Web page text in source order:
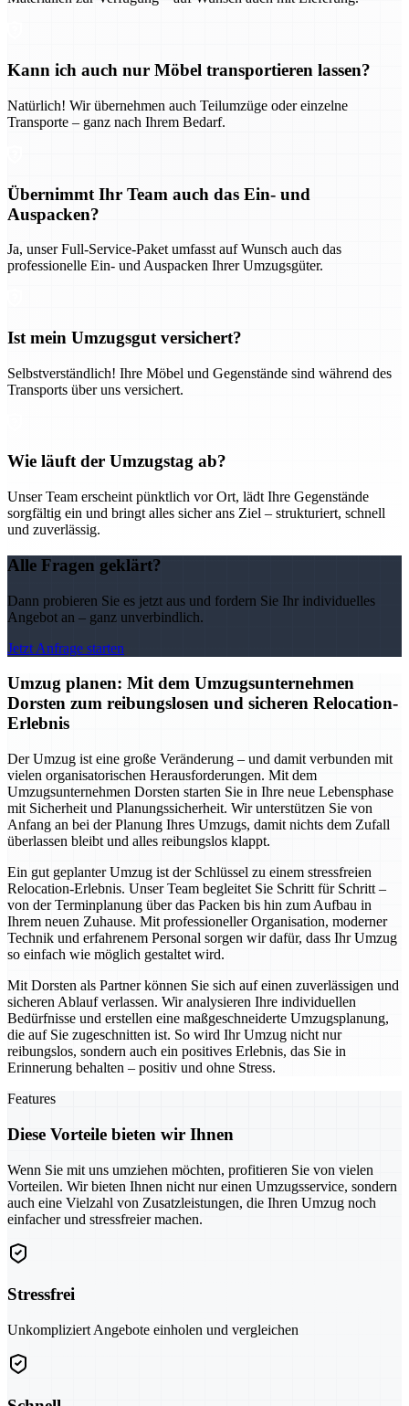
Kann ich auch nur Möbel transportieren lassen?
Natürlich! Wir übernehmen auch Teilumzüge oder einzelne
Transporte – ganz nach Ihrem Bedarf.
Übernimmt Ihr Team auch das Ein- und
Auspacken?
Ja, unser Full-Service-Paket umfasst auf Wunsch auch das
professionelle Ein- und Auspacken Ihrer Umzugsgüter.
Ist mein Umzugsgut versichert?
Selbstverständlich! Ihre Möbel und Gegenstände sind während des
Transports über uns versichert.
Wie läuft der Umzugstag ab?
Unser Team erscheint pünktlich vor Ort, lädt Ihre Gegenstände
sorgfältig ein und bringt alles sicher ans Ziel – strukturiert, schnell
und zuverlässig.
Alle Fragen geklärt?
Dann probieren Sie es jetzt aus und fordern Sie Ihr individuelles
Angebot an – ganz unverbindlich.
Jetzt Anfrage starten
Umzug planen: Mit dem Umzugsunternehmen
Dorsten zum reibungslosen und sicheren Relocation-
Erlebnis
Der Umzug ist eine große Veränderung – und damit verbunden mit
vielen organisatorischen Herausforderungen. Mit dem
Umzugsunternehmen Dorsten starten Sie in Ihre neue Lebensphase
mit Sicherheit und Planungssicherheit. Wir unterstützen Sie von
Anfang an bei der Planung Ihres Umzugs, damit nichts dem Zufall
überlassen bleibt und alles reibungslos klappt.
Ein gut geplanter Umzug ist der Schlüssel zu einem stressfreien
Relocation-Erlebnis. Unser Team begleitet Sie Schritt für Schritt –
von der Terminplanung über das Packen bis hin zum Aufbau in
Ihrem neuen Zuhause. Mit professioneller Organisation, moderner
Technik und erfahrenem Personal sorgen wir dafür, dass Ihr Umzug
so einfach wie möglich gestaltet wird.
Mit Dorsten als Partner können Sie sich auf einen zuverlässigen und
sicheren Ablauf verlassen. Wir analysieren Ihre individuellen
Bedürfnisse und erstellen eine maßgeschneiderte Umzugsplanung,
die auf Sie zugeschnitten ist. So wird Ihr Umzug nicht nur
reibungslos, sondern auch ein positives Erlebnis, das Sie in
Erinnerung behalten – positiv und ohne Stress.
Features
Diese Vorteile bieten wir Ihnen
Wenn Sie mit uns umziehen möchten, profitieren Sie von vielen
Vorteilen. Wir bieten Ihnen nicht nur einen Umzugsservice, sondern
auch eine Vielzahl von Zusatzleistungen, die Ihren Umzug noch
einfacher und stressfreier machen.
Stressfrei
Unkompliziert Angebote einholen und vergleichen